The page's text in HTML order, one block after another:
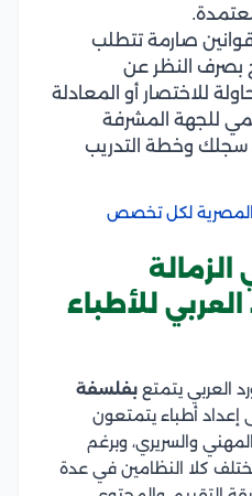
صارمة تتطلب
بصرف النظر عن
للاختصار أو المعادلة
للجهة المشرفة
سجلك وخطة التدريب
المصرية لكل تخصص
العربي للأطباء
العربي يتمتع بفلسفة
إعداد أطباء يتمتعون
والسريري، وبرغم
كلا النظامين في عدة